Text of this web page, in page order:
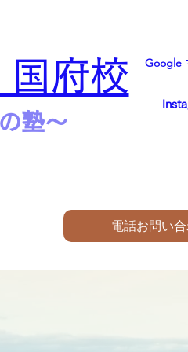
Google
府校
塾～
電話お問い